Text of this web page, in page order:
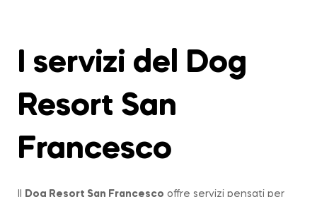
I servizi del Dog
Resort San
Francesco
Dog Resort San Francesco offre servizi pensati per